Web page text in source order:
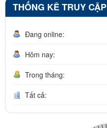
THỐNG KÊ TRUY CẬP
Đang online:
Hôm nay:
Trong tháng:
Tất cả: